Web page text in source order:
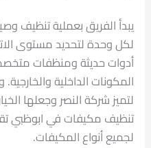
يبدأ الفريق بعملية تنظيف
لكل وحدة لتحديد مستوى
أدوات حديثة ومنظفات
المكونات الداخلية
لتميز شركة النصر وجعلها
تنظيف مكيفات في ابوظبي
لجميع أنواع المكيفات.